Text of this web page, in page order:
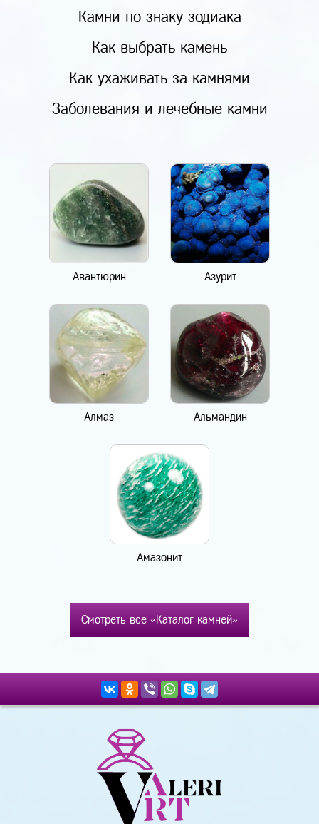
Камни по знаку зодиака
Как выбрать камень
Как ухаживать за камнями
Заболевания и лечебные камни
Авантюрин Азурит
Алмаз Альмандин
Амазонит
Смотреть все «Каталог камней»